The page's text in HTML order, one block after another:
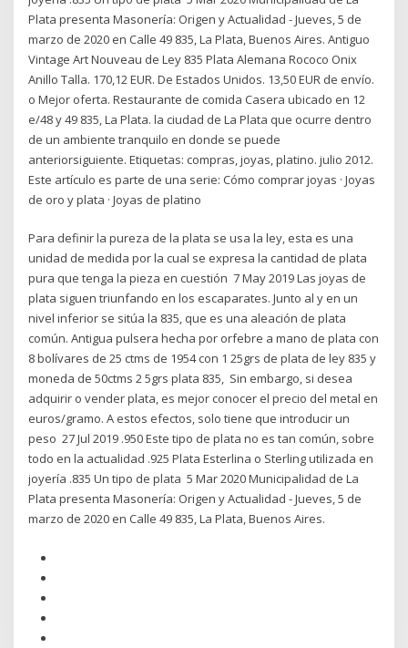
Plata presenta Masonería: Origen y Actualidad - Jueves, 5 de
marzo de 2020 en Calle 49 835, La Plata, Buenos Aires. Antiguo
Vintage Art Nouveau de Ley 835 Plata Alemana Rococo Onix
Anillo Talla. 170,12 EUR. De Estados Unidos. 13,50 EUR de envío.
o Mejor oferta. Restaurante de comida Casera ubicado en 12
e/48 y 49 835, La Plata. la ciudad de La Plata que ocurre dentro
de un ambiente tranquilo en donde se puede
anteriorsiguiente. Etiquetas: compras, joyas, platino. julio 2012.
Este artículo es parte de una serie: Cómo comprar joyas · Joyas
de oro y plata · Joyas de platino
Para definir la pureza de la plata se usa la ley, esta es una
unidad de medida por la cual se expresa la cantidad de plata
pura que tenga la pieza en cuestión 7 May 2019 Las joyas de
plata siguen triunfando en los escaparates. Junto al y en un
nivel inferior se sitúa la 835, que es una aleación de plata
común. Antigua pulsera hecha por orfebre a mano de plata con
8 bolívares de 25 ctms de 1954 con 1 25grs de plata de ley 835 y
moneda de 50ctms 2 5grs plata 835, Sin embargo, si desea
adquirir o vender plata, es mejor conocer el precio del metal en
euros/gramo. A estos efectos, solo tiene que introducir un
peso 27 Jul 2019 .950 Este tipo de plata no es tan común, sobre
todo en la actualidad .925 Plata Esterlina o Sterling utilizada en
joyería .835 Un tipo de plata 5 Mar 2020 Municipalidad de La
Plata presenta Masonería: Origen y Actualidad - Jueves, 5 de
marzo de 2020 en Calle 49 835, La Plata, Buenos Aires.